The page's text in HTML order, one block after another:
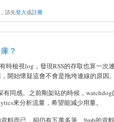
請先登入或註冊
？
時檢視log，發現RSS的存取也算一
開始懷疑這會不會是拖垮連線的原因
有同感。之前剛架站的時候，
來分析流量，希望能減少用量。
料而已，卻仍有五萬多筆、9mb的資